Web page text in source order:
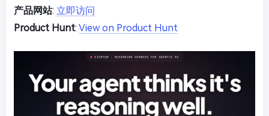
产品网站: 立即访问
Product Hunt: View on Product Hunt